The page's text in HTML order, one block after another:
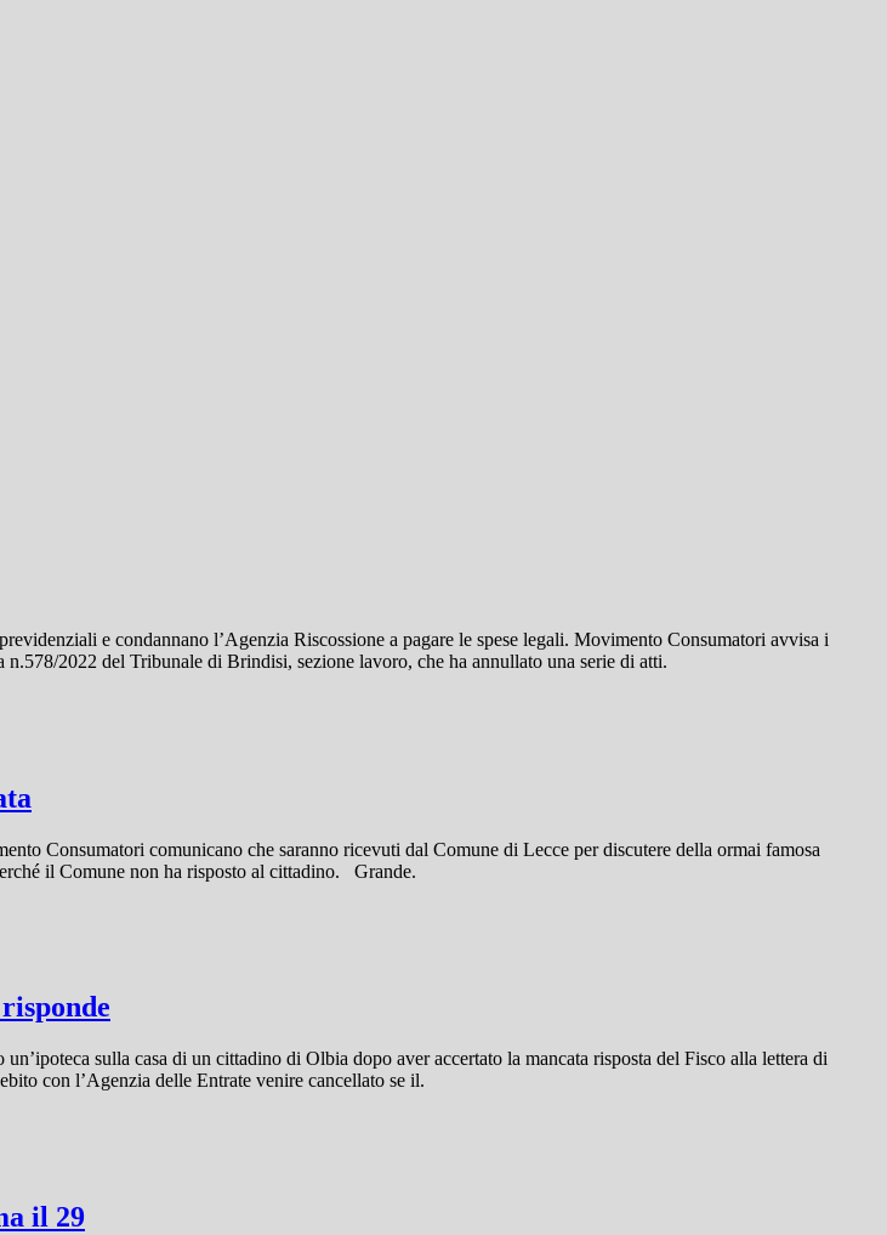
e condannano l’Agenzia Riscossione a pagare le spese legali. Movimento Consumatori avvisa i
2022 del Tribunale di Brindisi, sezione lavoro, che ha annullato una serie di atti.
Consumatori comunicano che saranno ricevuti dal Comune di Lecce per discutere della ormai famosa
il Comune non ha risposto al cittadino. Grande.
sulla casa di un cittadino di Olbia dopo aver accertato la mancata risposta del Fisco alla lettera di
con l’Agenzia delle Entrate venire cancellato se il.
il 29